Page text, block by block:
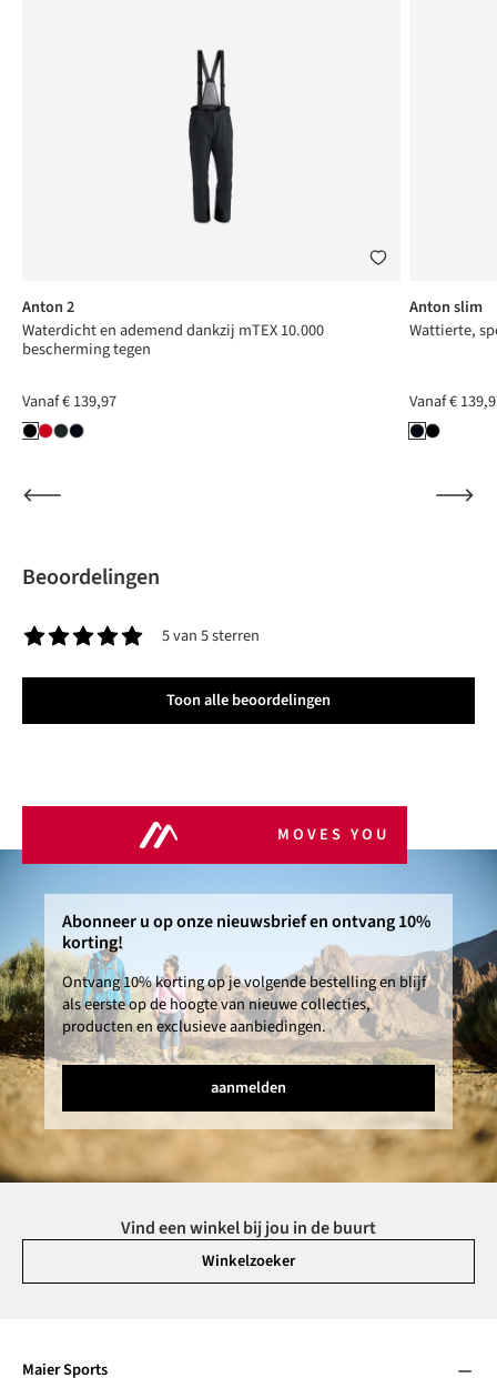
Anton 2
Waterdicht en ademend dankzij mTEX 10.000
bescherming tegen
Vanaf€ 139,97
Anton slim
Wattierte,
Vanaf€
Beoordelingen
5 van 5 sterren
Toon alle beoordelingen
MOVES YOU
Abonneer u op onze nieuwsbrief en ontvang 10%
korting!
Ontvang 10% korting op je volgende bestelling en blijf
als eerste op de hoogte van nieuwe collecties,
producten en exclusieve aanbiedingen.
aanmelden
Vind een winkel bij jou in de buurt
Winkelzoeker
Maier Sports